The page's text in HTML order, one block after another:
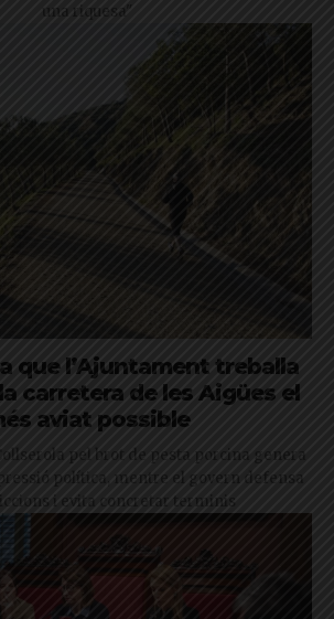
una riquesa"
que l’Ajuntament treballa
carretera de les Aigües el
aviat possible
pel brot de pesta porcina genera
política, mentre el govern defensa
i evita concretar terminis